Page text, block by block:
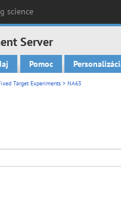
science
Server
Pomoc
Target Experiments > NA63